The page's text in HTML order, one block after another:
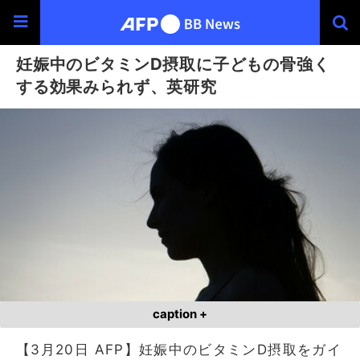
妊娠中のビタミンD摂取に子どもの骨強く
する効果みられず、英研究
caption +
【3月20日 AFP】妊娠中のビタミンD摂取をガイ